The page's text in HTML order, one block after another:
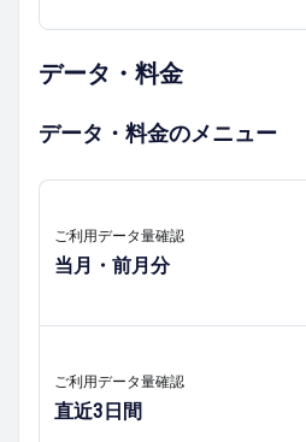
データ・料金
データ・料金のメニュー
ご利用データ量確認
当月・前月分
ご利用データ量確認
直近3日間